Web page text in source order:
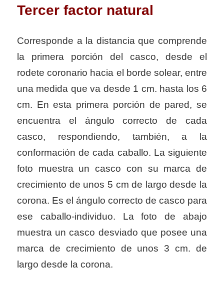
Tercer factor natural
Corresponde a la distancia que comprende
la primera porción del casco, desde el
rodete coronario hacia el borde solear, entre
una medida que va desde 1 cm. hasta los 6
cm. En esta primera porción de pared, se
encuentra el ángulo correcto de cada
casco, respondiendo, también, a la
conformación de cada caballo. La siguiente
foto muestra un casco con su marca de
crecimiento de unos 5 cm de largo desde la
corona. Es el ángulo correcto de casco para
ese caballo-individuo. La foto de abajo
muestra un casco desviado que posee una
marca de crecimiento de unos 3 cm. de
largo desde la corona.